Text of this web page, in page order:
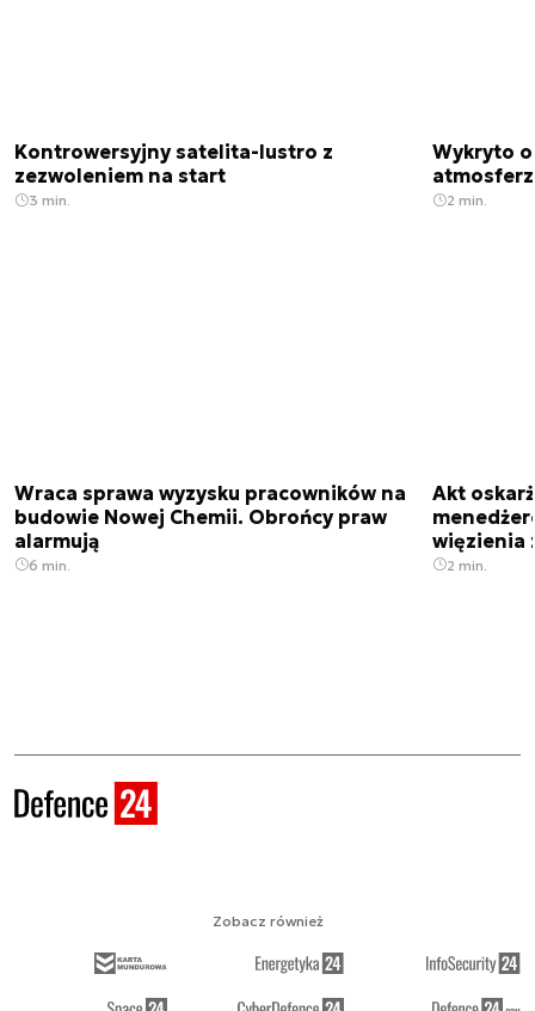
Kontrowersyjny satelita-lustro z
zezwoleniem na start
3 min.
Wykryto
2 min.
Wraca sprawa wyzysku pracowników na
budowie Nowej Chemii. Obrońcy praw
alarmują
6 min.
Akt
więzienia
2 min.
Zobacz również